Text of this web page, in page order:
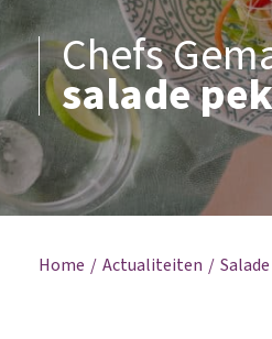
Chefs
salade
Home Actualiteiten